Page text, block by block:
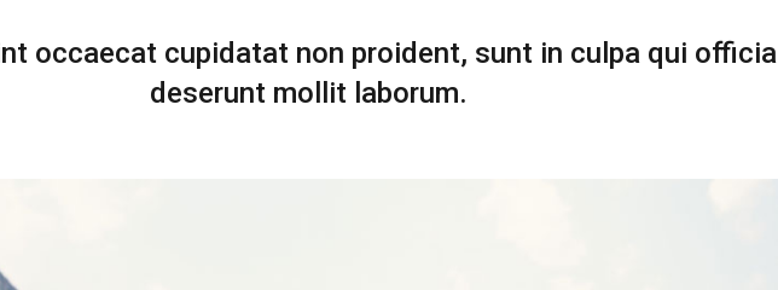
occaecat cupidatat non proident, sunt in culpa qui officia
deserunt mollit laborum.